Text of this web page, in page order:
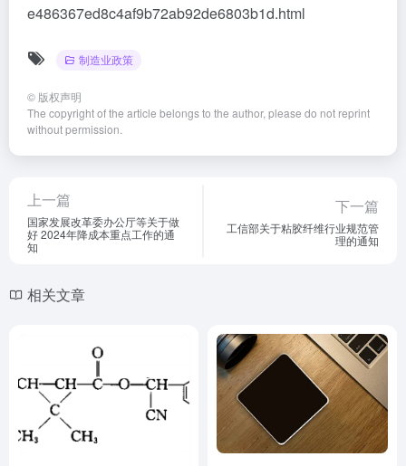
e486367ed8c4af9b72ab92de6803b1d.html
制造业政策
© 版权声明
The copyright of the article belongs to the author, please do not reprint
without permission.
上一篇
国家发展改革委办公厅等关于做
好 2024年降成本重点工作的通
知
下一篇
工信部关于粘胶纤维行业规范管
理的通知
相关文章